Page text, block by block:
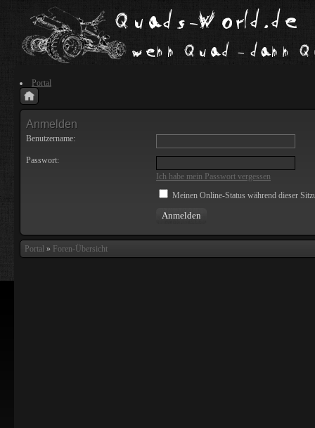
Portal
Anmelden
Benutzername:
Passwort:
Ich habe mein Passwort vergessen
Meinen Online-Status während dieser
Portal » Foren-Übersicht